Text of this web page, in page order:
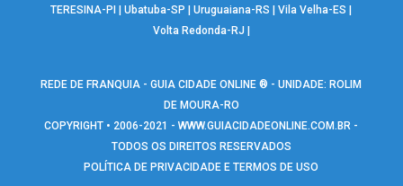
TERESINA-PI
|Ubatuba-SP |Uruguaiana-RS |Vila Velha-ES
Volta Redonda-RJ
REDE DE FRANQUIA - GUIA CIDADE ONLINE ® - UNIDADE: ROLIM
DE MOURA-RO
COPYRIGHT • 2006-2021 -WWW.GUIACIDADEONLINE.COM.BR -
TODOS OS DIREITOS RESERVADOS
POLÍTICA DE PRIVACIDADE E TERMOS DE USO